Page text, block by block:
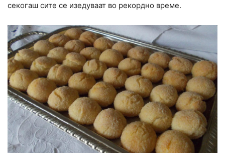
секогаш сите се изедуваат во рекордно време.